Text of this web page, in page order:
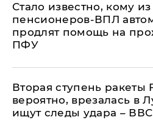
Стало известно, кому
пенсионеров-ВПЛ
продлят помощь на
ПФУ
Вторая ступень ракеты
вероятно, врезалась в
ищут следы удара – ВВС